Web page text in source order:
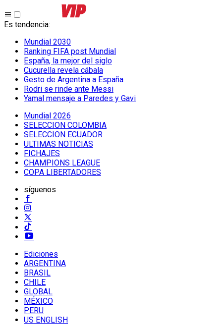
Es tendencia:
Mundial 2030
Ranking FIFA post Mundial
España, la mejor del siglo
Cucurella revela cábala
Gesto de Argentina a España
Rodri se rinde ante Messi
Yamal mensaje a Paredes y Gavi
Mundial 2026
SELECCION COLOMBIA
SELECCION ECUADOR
ULTIMAS NOTICIAS
FICHAJES
CHAMPIONS LEAGUE
COPA LIBERTADORES
síguenos
Ediciones
ARGENTINA
BRASIL
CHILE
GLOBAL
MÉXICO
PERU
US ENGLISH